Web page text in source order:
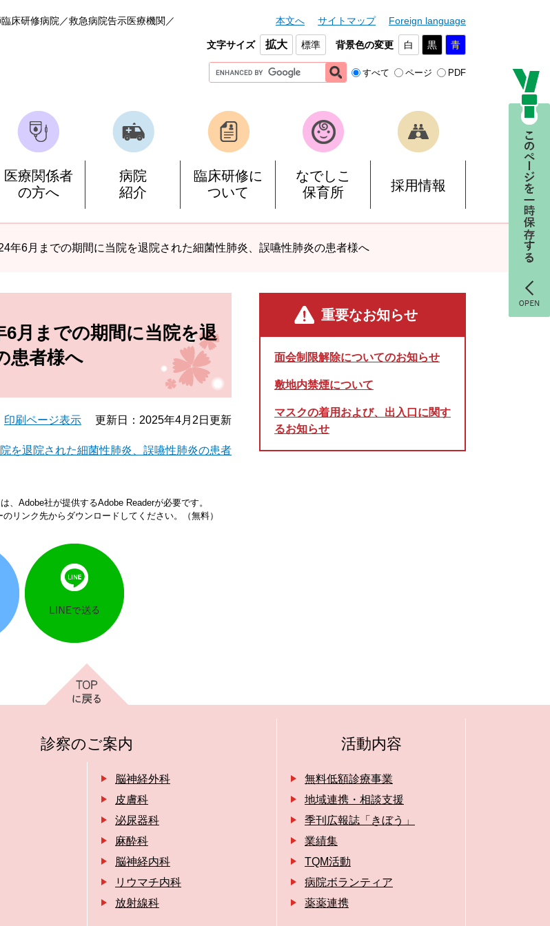
臨床研修病院
救急病院告示医療機関
本文へ サイトマップ Foreign language
文字サイズ 拡大 標準 背景色の変更 白 黒 青
G
o
e
ス
タ
ム
すべて ページ PDF
医療関係者
の方へ
病院
紹介
臨床研修に
ついて
なでしこ
保育所
採用情報
年6月までの期間に当院を退院された細菌性肺炎、誤嚥性肺炎の患者様へ
6月までの期間に当院を退
患者様へ
印刷ページ表示 更新日：2025年4月2日更新
を退院された細菌性肺炎、誤嚥性肺炎の患者
、Adobe社が提供するAdobe Readerが必要です。
リンク先からダウンロードしてください。（無料）
重要なお知らせ
面会制限解除についてのお知らせ
敷地内禁煙について
マスクの着用および、出入口に関す
るお知らせ
診察のご案内
脳神経外科
皮膚科
泌尿器科
麻酔科
脳神経内科
リウマチ内科
放射線科
活動内容
無料低額診療事業
地域連携・相談支援
季刊広報誌「きぼう」
業績集
TQM活動
病院ボランティア
薬薬連携